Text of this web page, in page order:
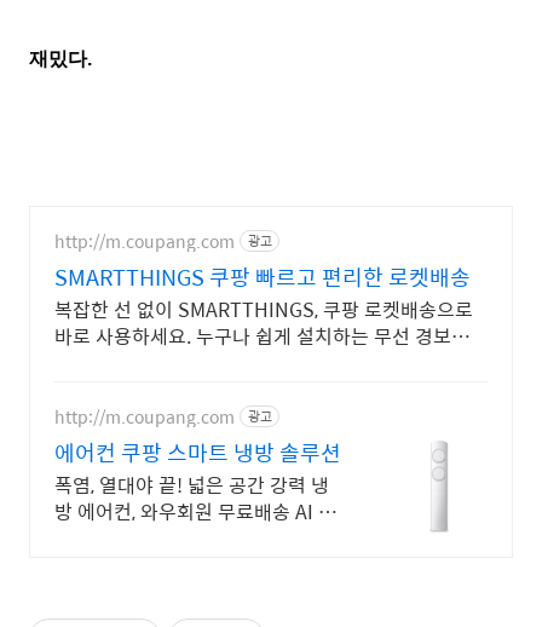
재밌다.
http://m.coupang.com 광고
SMARTTHINGS 쿠팡 빠르고 편리한 로켓배송
복잡한 선 없이 SMARTTHINGS, 쿠팡 로켓배송으로
바로 사용하세요. 누구나 쉽게 설치하는 무선 경보기,
http://m.coupang.com 광고
에어컨 쿠팡 스마트 냉방 솔루션
폭염, 열대야 끝! 넓은 공간 강력 냉
방 에어컨, 와우회원 무료배송 AI 스